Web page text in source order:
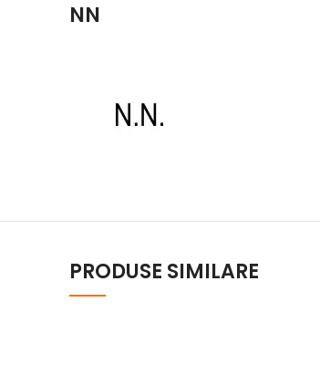
NN
PRODUSE SIMILARE